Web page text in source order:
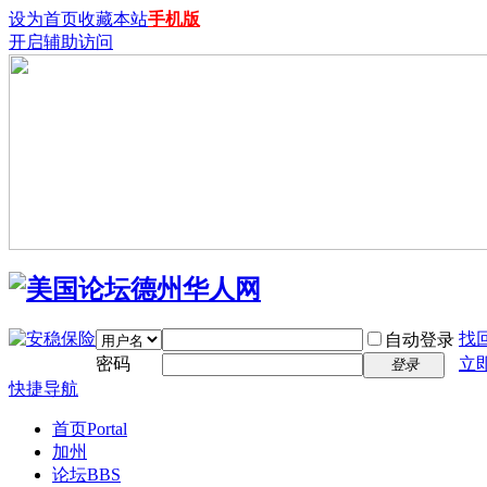
设为首页收藏本站手机版
开启辅助访问
自动登录 找
密码
登录
立
快捷导航
首页Portal
加州
论坛BBS